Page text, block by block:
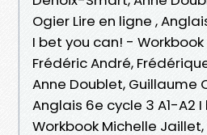
Ogier Lire en ligne ,
I bet you can! -
Frédéric André,
Anne Doublet, Guillaume
Anglais 6e cycle 3 A1-A2
Workbook Michelle